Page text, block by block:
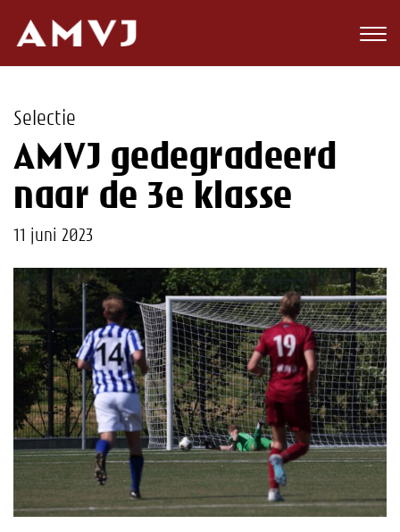
Teams
Jeugd
Toekomst
Kalender
Help mee!
Shop
Lid worden
Selectie
AMVJ gedegradeerd
naar de 3e klasse
11 juni 2023